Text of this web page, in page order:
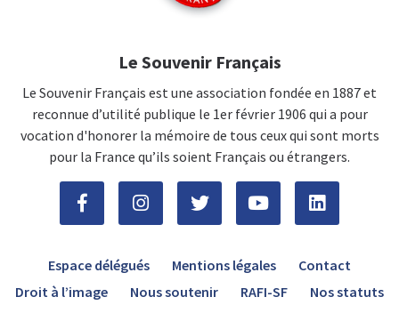
Le Souvenir Français
Le Souvenir Français est une association fondée en 1887 et
reconnue d’utilité publique le 1er février 1906 qui a pour
vocation d'honorer la mémoire de tous ceux qui sont morts
pour la France qu’ils soient Français ou étrangers.
Espace délégués Mentions légales
Contact
Droit à l’image
Nous soutenir RAFI-SF Nos statuts